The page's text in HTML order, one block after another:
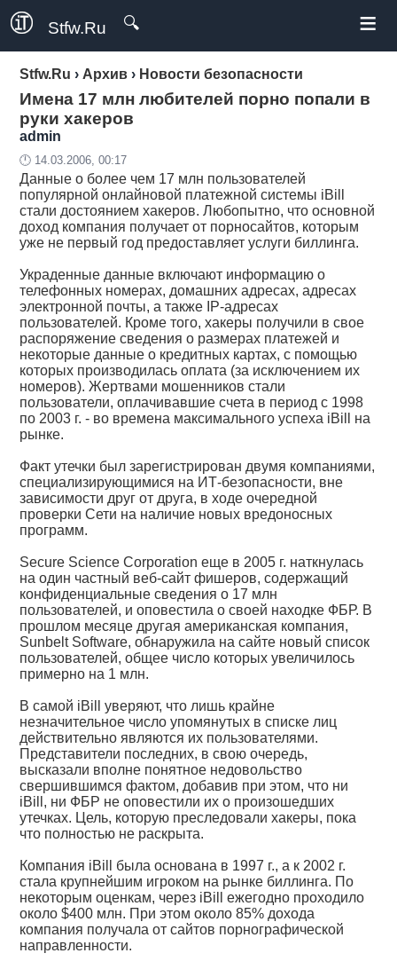
Stfw.Ru 🔍 ≡
Stfw.Ru › Архив › Новости безопасности
Имена 17 млн любителей порно попали в
руки хакеров
admin
🕛 14.03.2006, 00:17
Данные о более чем 17 млн пользователей
популярной онлайновой платежной системы iBill
стали достоянием хакеров. Любопытно, что основной
доход компания получает от порносайтов, которым
уже не первый год предоставляет услуги биллинга.
Украденные данные включают информацию о
телефонных номерах, домашних адресах, адресах
электронной почты, а также IP-адресах
пользователей. Кроме того, хакеры получили в свое
распоряжение сведения о размерах платежей и
некоторые данные о кредитных картах, с помощью
которых производилась оплата (за исключением их
номеров). Жертвами мошенников стали
пользователи, оплачивавшие счета в период с 1998
по 2003 г. - во времена максимального успеха iBill на
рынке.
Факт утечки был зарегистрирован двумя компаниями,
специализирующимися на ИТ-безопасности, вне
зависимости друг от друга, в ходе очередной
проверки Сети на наличие новых вредоносных
программ.
Secure Science Corporation еще в 2005 г. наткнулась
на один частный веб-сайт фишеров, содержащий
конфиденциальные сведения о 17 млн
пользователей, и оповестила о своей находке ФБР. В
прошлом месяце другая американская компания,
Sunbelt Software, обнаружила на сайте новый список
пользователей, общее число которых увеличилось
примерно на 1 млн.
В самой iBill уверяют, что лишь крайне
незначительное число упомянутых в списке лиц
действительно являются их пользователями.
Представители последних, в свою очередь,
высказали вполне понятное недовольство
свершившимся фактом, добавив при этом, что ни
iBill, ни ФБР не оповестили их о произошедших
утечках. Цель, которую преследовали хакеры, пока
что полностью не раскрыта.
Компания iBill была основана в 1997 г., а к 2002 г.
стала крупнейшим игроком на рынке биллинга. По
некоторым оценкам, через iBill ежегодно проходило
около $400 млн. При этом около 85% дохода
компания получала от сайтов порнографической
направленности.